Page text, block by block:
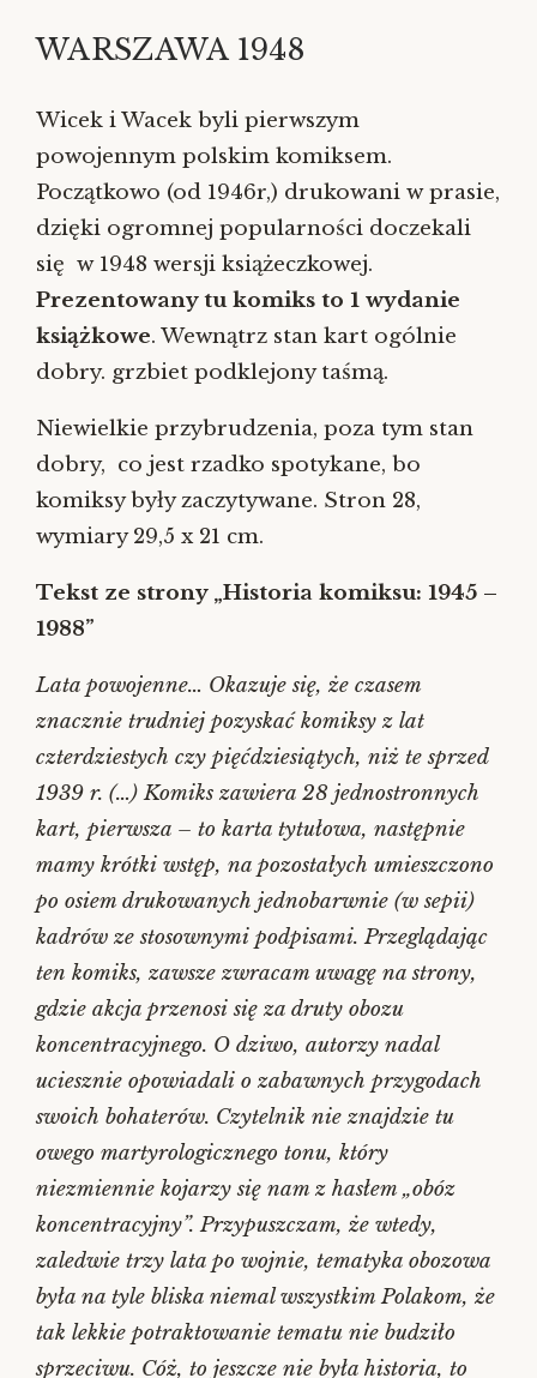
WARSZAWA 1948
Wicek i Wacek byli pierwszym
powojennym polskim komiksem.
Początkowo (od 1946r,) drukowani w prasie,
dzięki ogromnej popularności doczekali
się w 1948 wersji książeczkowej.
Prezentowany tu komiks to 1 wydanie
książkowe. Wewnątrz stan kart ogólnie
dobry. grzbiet podklejony taśmą.
Niewielkie przybrudzenia, poza tym stan
dobry, co jest rzadko spotykane, bo
komiksy były zaczytywane. Stron 28,
wymiary 29,5 x 21 cm.
Tekst ze strony „Historia komiksu: 1945 –
1988”
Lata powojenne… Okazuje się, że czasem
znacznie trudniej pozyskać komiksy z lat
czterdziestych czy pięćdziesiątych, niż te sprzed
1939 r. (…)Komiks zawiera 28 jednostronnych
kart, pierwsza – to karta tytułowa, następnie
mamy krótki wstęp, na pozostałych umieszczono
po osiem drukowanych jednobarwnie (w sepii)
kadrów ze stosownymi podpisami. Przeglądając
ten komiks, zawsze zwracam uwagę na strony,
gdzie akcja przenosi się za druty obozu
koncentracyjnego. O dziwo, autorzy nadal
uciesznie opowiadali o zabawnych przygodach
swoich bohaterów. Czytelnik nie znajdzie tu
owego martyrologicznego tonu, który
niezmiennie kojarzy się nam z hasłem „obóz
koncentracyjny”. Przypuszczam, że wtedy,
zaledwie trzy lata po wojnie, tematyka obozowa
była na tyle bliska niemal wszystkim Polakom, że
tak lekkie potraktowanie tematu nie budziło
sprzeciwu. Cóż, to jeszcze nie była historia, to